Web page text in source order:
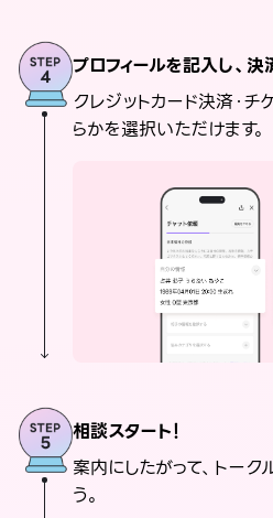
プロフィールを記入し、
クレジットカード決済・チ
らかを選択いただけます。
相談スタート！
案内にしたがって、トー
う。